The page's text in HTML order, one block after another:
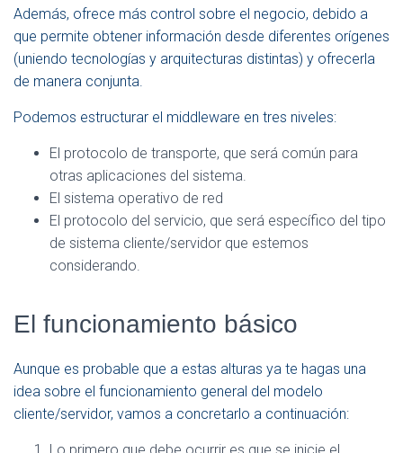
Además, ofrece más control sobre el negocio, debido a
que permite obtener información desde diferentes orígenes
(uniendo tecnologías y arquitecturas distintas) y ofrecerla
de manera conjunta.
Podemos estructurar el middleware en tres niveles:
El protocolo de transporte, que será común para
otras aplicaciones del sistema.
El sistema operativo de red
El protocolo del servicio, que será específico del tipo
de sistema cliente/servidor que estemos
considerando.
El funcionamiento básico
Aunque es probable que a estas alturas ya te hagas una
idea sobre el funcionamiento general del modelo
cliente/servidor, vamos a concretarlo a continuación: